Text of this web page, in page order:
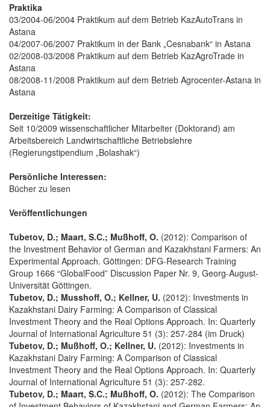
Praktika
03/2004-06/2004 Praktikum auf dem Betrieb KazAutoTrans in
Astana
04/2007-06/2007 Praktikum in der Bank „Cesnabank“ in Astana
02/2008-03/2008 Praktikum auf dem Betrieb KazAgroTrade in
Astana
08/2008-11/2008 Praktikum auf dem Betrieb Agrocenter-Astana in
Astana
Derzeitige Tätigkeit:
Seit 10/2009 wissenschaftlicher Mitarbeiter (Doktorand) am
Arbeitsbereich Landwirtschaftliche Betriebslehre
(Regierungstipendium „Bolashak“)
Persönliche Interessen:
Bücher zu lesen
Veröffentlichungen
Tubetov, D.; Maart, S.C.; Mußhoff, O. (2012): Comparison of
the Investment Behavior of German and Kazakhstani Farmers: An
Experimental Approach. Göttingen: DFG-Research Training
Group 1666 “GlobalFood” Discussion Paper Nr. 9, Georg-August-
Universität Göttingen.
Tubetov, D.; Musshoff, O.; Kellner, U. (2012): Investments in
Kazakhstani Dairy Farming: A Comparison of Classical
Investment Theory and the Real Options Approach. In: Quarterly
Journal of International Agriculture 51 (3): 257-284 (im Druck)
Tubetov, D.; Mußhoff, O.; Kellner, U. (2012): Investments in
Kazakhstani Dairy Farming: A Comparison of Classical
Investment Theory and the Real Options Approach. In: Quarterly
Journal of International Agriculture 51 (3): 257-282.
Tubetov, D.; Maart, S.C.; Mußhoff, O. (2012): The Comparison